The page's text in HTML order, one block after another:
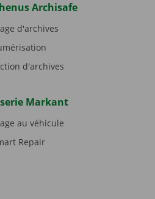
Archisafe
d'archives
d'archives
Markant
au véhicule
Repair